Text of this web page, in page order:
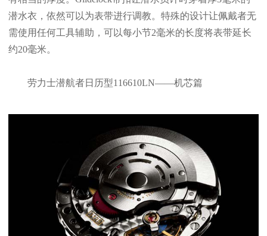
潜水衣，依然可以为表带进行调教。特殊的设计让佩戴者无
需使用任何工具辅助，可以每小节2毫米的长度将表带延长
约20毫米。
劳力士潜航者日历型116610LN——机芯篇